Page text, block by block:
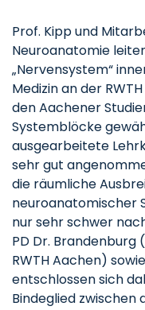
Prof. Kipp und
Neuroanatomie
„Nervensystem“
Medizin an der
den Aachener
Systemblöcke
ausgearbeitete
sehr gut
die räumliche
neuroanatomischer
nur sehr schwer
PD Dr.
RWTH Aachen)
entschlossen sich
Bindeglied zwischen